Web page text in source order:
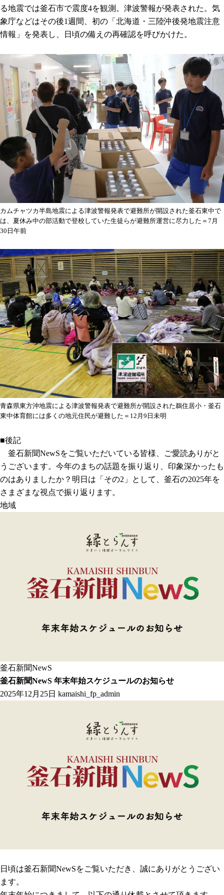
る地震では釜石市で震度4を観測。津波警報が発表された。気
象庁などはその後1週間、初の「北海道・三陸沖後発地震注意
情報」を発表し、日頃の備えの再確認を呼びかけた。
カムチャツカ半島地震による津波警報発表で避難所が開設された釜石東中で
は、夏休み中の部活動で登校していた生徒らが避難所運営に尽力した＝7月
30日午前
青森県東方沖地震による津波警報発表で避難所が開設された鵜住居小・釜石
東中体育館には多くの地元住民が避難した＝12月9日未明
■後記
釜石新聞NewSをご覧いただいている皆様、ご愛読ありがと
うございます。今年のまちの話題を振り返り、印象深かったも
のはありましたか？明日は「その2」として、釜石の2025年を
さまざまな視点で振り返ります。
地域
釜石新聞NewS
釜石新聞NewS 年末年始スケジュールのお知らせ
2025年12月25日 kamaishi_fp_admin
日頃は釜石新聞NewSをご覧いただき、誠にありがとうござい
ます。